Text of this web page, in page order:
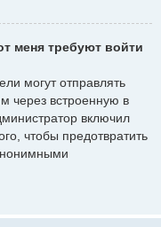
меня требуют войти
могут отправлять
через встроенную в
включил
чтобы предотвратить